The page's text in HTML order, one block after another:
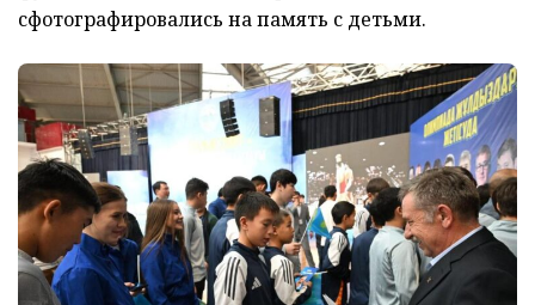
сфотографировались на память с детьми.